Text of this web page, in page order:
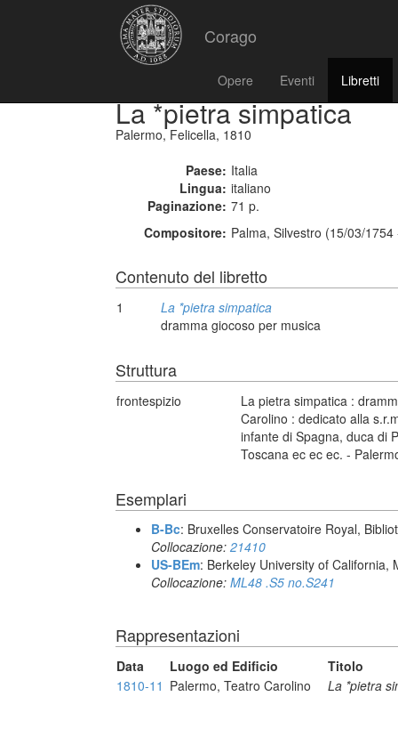
Corago
Opere Eventi Libretti
La *pietra simpatica
Palermo, Felicella, 1810
Paese: Italia
Lingua: italiano
Paginazione: 71 p.
Compositore: Palma, Silvestro (15/03/
Contenuto del libretto
1
La *pietra simpatica
dramma giocoso per musica
Struttura
frontespizio
La pietra simpatica :
Carolino : dedicato alla
infante di Spagna, duca di
Toscana ec ec ec. -
Esemplari
B-Bc: Bruxelles Conservatoire Royal,
Collocazione: 21410
US-BEm: Berkeley University of California,
Collocazione: ML48 .S5 no.S241
Rappresentazioni
Data Luogo ed Edificio
Titolo
1810-11 Palermo, Teatro Carolino La *pietra